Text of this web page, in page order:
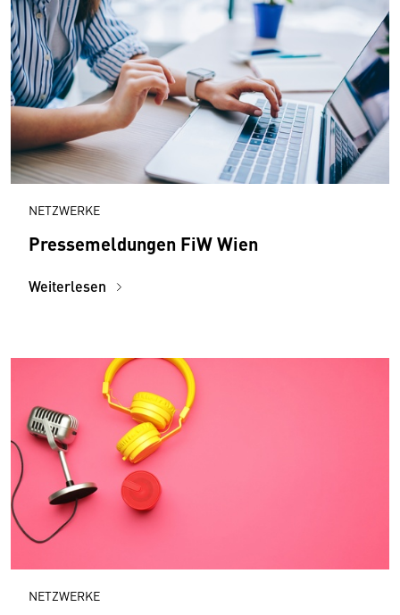
NETZWERKE
Pressemeldungen FiW Wien
Weiterlesen
NETZWERKE